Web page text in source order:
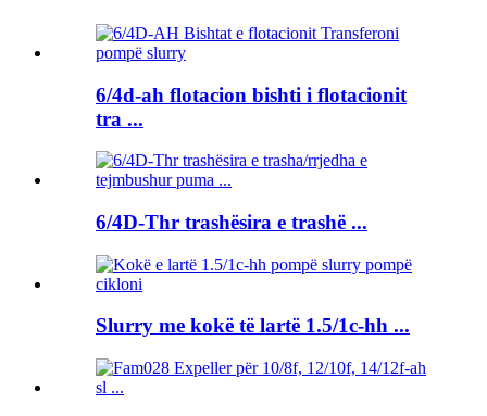
6/4d-ah flotacion bishti i flotacionit
tra ...
6/4D-Thr trashësira e trashë ...
Slurry me kokë të lartë 1.5/1c-hh ...